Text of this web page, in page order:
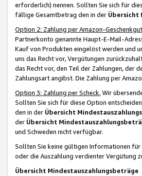
erforderlich) nennen. Sollten Sie sich für
fällige Gesamtbetrag den in der Übersicht
Option 2: Zahlung per Amazon-
Partnerkonto genannte Haupt-E-Mail-
Kauf von Produkten eingelöst werden und
uns das Recht vor, Vergütungen
das Recht vor, den Teil der Zahlungen, der
Zahlungsart angibst. Die Zahlung per
Option 3: Zahlung per Scheck. Wir
Sollten Sie sich für diese Option
den in der Übersicht
der Übersicht
und Schweden nicht verfügbar.
Sollten Sie keine gültigen Informationen
oder die Auszahlung verdienter Vergütung
Übersicht Mindestauszahlungsbeträge